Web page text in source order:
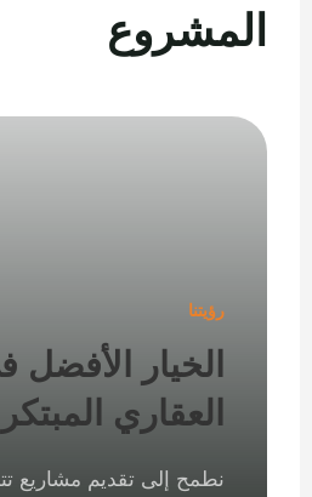
المشروع
رؤيتنا
الخيار الأفضل
العقاري
نطمح إلى تقديم مشاريع